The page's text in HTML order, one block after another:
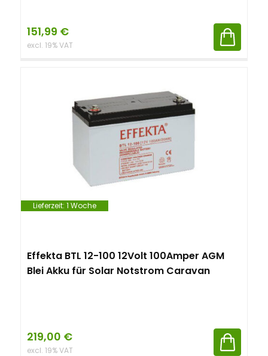
151,99 €
excl. 19% VAT
Lieferzeit: 1 Woche
Effekta BTL 12-100 12Volt 100Amper AGM
Blei Akku für Solar Notstrom Caravan
219,00 €
excl. 19% VAT